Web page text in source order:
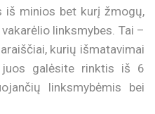
iš minios bet kurį žmogų,
linksmybes. Tai –
kurių išmatavimai
galėsite rinktis iš 6
linksmybėmis bei